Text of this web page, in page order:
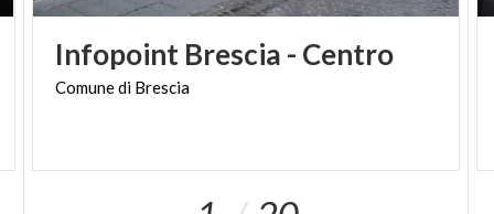
Infopoint Brescia - Centro
Comunedi Brescia